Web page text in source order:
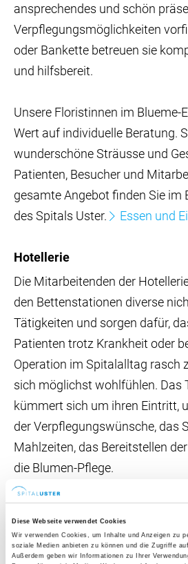
Diese Webseite verwendet Cookies
Wir verwenden Cookies, um Inhalte und Anzeigen zu
soziale Medien anbieten zu können und die Zugriffe
Außerdem geben wir Informationen zu Ihrer
ansprechendes und schön
Verpflegungsmöglichkeiten
oder Bankette betreuen sie
und hilfsbereit.
Unsere Floristinnen im Blueme-
Wert auf individuelle Beratung.
wunderschöne Sträusse und
Patienten, Besucher und
gesamte Angebot finden Sie im
des Spitals Uster.
Essen und
Hotellerie
Die Mitarbeitenden der
den Bettenstationen diverse
Tätigkeiten und sorgen dafür,
Patienten trotz Krankheit oder
Operation im Spitalalltag rasch
sich möglichst wohlfühlen. Das
kümmert sich um ihren Eintritt,
der Verpflegungswünsche, das
Mahlzeiten, das Bereitstellen
die Blumen-Pflege.
Wenn Sie zusatzversichert sind,
uns einen besonderen Service: